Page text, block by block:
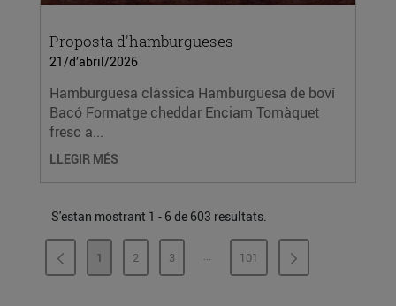
Proposta d'hamburgueses
21/d’abril/2026
Hamburguesa clàssica Hamburguesa de boví
Bacó Formatge cheddar Enciam Tomàquet
fresc a...
LLEGIR MÉS
S'estan mostrant 1 - 6 de 603 resultats.
PÀGINA
1 PÀGINA
2 PÀGINA
3 ...PÀGINES INTERMÈDIES
PÀGINA
101